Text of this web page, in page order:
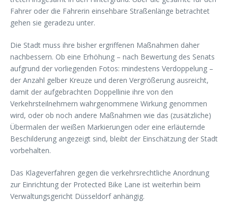
Fahrer oder die Fahrerin einsehbare Straßenlänge betrachtet
gehen sie geradezu unter.
Die Stadt muss ihre bisher ergriffenen Maßnahmen daher
nachbessern. Ob eine Erhöhung – nach Bewertung des Senats
aufgrund der vorliegenden Fotos: mindestens Verdoppelung –
der Anzahl gelber Kreuze und deren Vergrößerung ausreicht,
damit der aufgebrachten Doppellinie ihre von den
Verkehrsteilnehmern wahrgenommene Wirkung genommen
wird, oder ob noch andere Maßnahmen wie das (zusätzliche)
Übermalen der weißen Markierungen oder eine erläuternde
Beschilderung angezeigt sind, bleibt der Einschätzung der Stadt
vorbehalten.
Das Klageverfahren gegen die verkehrsrechtliche Anordnung
zur Einrichtung der Protected Bike Lane ist weiterhin beim
Verwaltungsgericht Düsseldorf anhängig.